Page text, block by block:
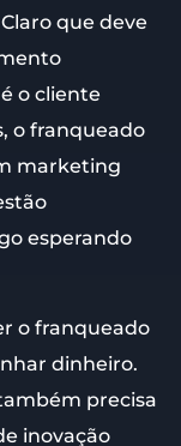
que deve
o cliente
o franqueado
marketing
esperando
o franqueado
dinheiro.
precisa
inovação